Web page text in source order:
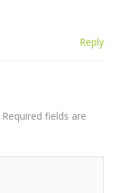
Reply
Required fields are